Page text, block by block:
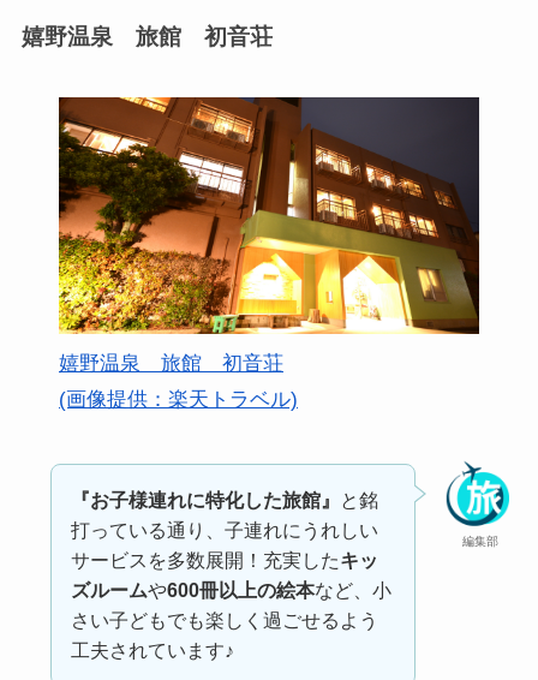
嬉野温泉 旅館 初音荘
嬉野温泉 旅館 初音荘
(画像提供：楽天トラベル)
編集部
『お子様連れに特化した旅館』
と銘
打っている通り、子連れにうれしい
サービスを多数展開！充実したキッ
ズルームや600冊以上の絵本など、小
さい子どもでも楽しく過ごせるよう
工夫されています♪